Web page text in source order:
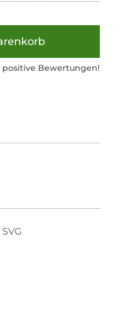
positive Bewertungen!